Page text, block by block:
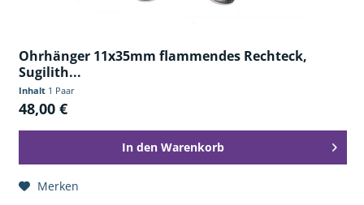
Ohrhänger 11x35mm flammendes Rechteck,
Sugilith...
Inhalt 1 Paar
48,00 €
In den Warenkorb
Merken